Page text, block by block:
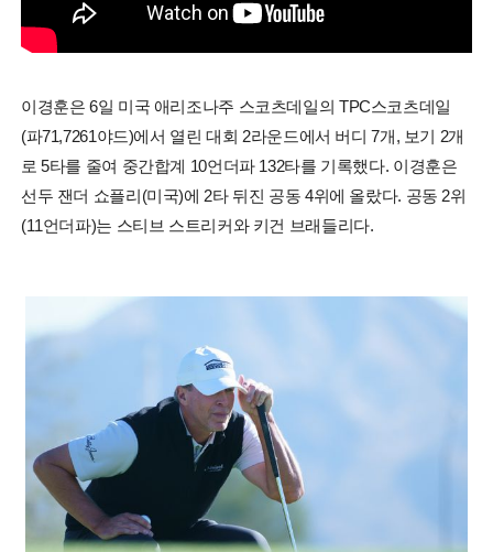
이경훈은 6일 미국 애리조나주 스코츠데일의 TPC스코츠데일
(파71,7261야드)에서 열린 대회 2라운드에서 버디 7개, 보기 2개
로 5타를 줄여 중간합계 10언더파 132타를 기록했다. 이경훈은
선두 잰더 쇼플리(미국)에 2타 뒤진 공동 4위에 올랐다. 공동 2위
(11언더파)는 스티브 스트리커와 키건 브래들리다.